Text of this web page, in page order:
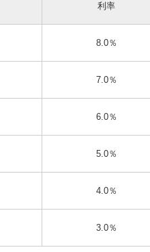
利率
8.0％
7.0％
6.0％
5.0％
4.0％
3.0％